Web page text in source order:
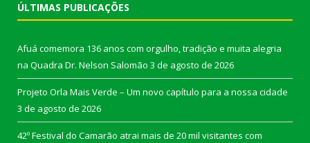
ÚLTIMAS PUBLICAÇÕES
Afuá comemora 136 anos com orgulho, tradição e muita alegria
na Quadra Dr. Nelson Salomão 3 de agosto de 2026
Projeto Orla Mais Verde – Um novo capítulo para a nossa cidade
3 de agosto de 2026
42º Festival do Camarão atrai mais de 20 mil visitantes com